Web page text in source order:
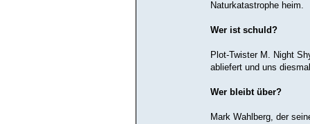
Naturkatastrophe heim.
Wer ist schuld?
Plot-Twister M. Night
abliefert und uns
Wer bleibt über?
Mark Wahlberg, der